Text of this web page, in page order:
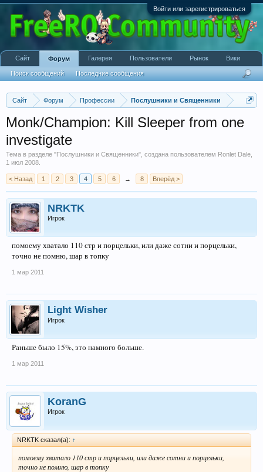
Войти или зарегистрироваться
Сайт Форум Профессии Послушники и Священники
Monk/Champion: Kill Sleeper from one
investigate
Тема в разделе "Послушники и Священники", создана пользователем Ronlet Dale
1 июл 2008
< Назад 1 2 3 4 5 6 → 8 Вперёд >
NRKTK
Игрок
помоему хватало 110 стр и порцельки, или даже сотни и порцельки,
точно не помню, шар в топку
1 мар 2011
Light Wisher
Игрок
Раньше было 15%, это намного больше.
1 мар 2011
KoranG
Игрок
NRKTK сказал(а): ↑
помоему хватало 110 стр и порцельки, или даже сотни и порцельки,
точно не помню, шар в топку
Сайт Форум
Поиск сообщений Последние сообщения
Галерея Пользователи Рынок Вики